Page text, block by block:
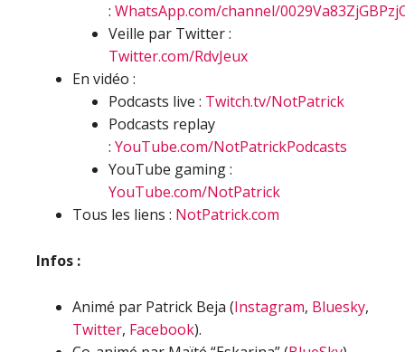
: WhatsApp.com/channel/
Veille par Twitter :
Twitter.com/RdvJeux
En vidéo :
Podcasts live : Twitch.tv/NotPatrick
Podcasts replay
: YouTube.com/NotPatrickPodcasts
YouTube gaming :
YouTube.com/NotPatrick
Tous les liens : NotPatrick.com
Infos :
Animé par Patrick Beja (Instagram, Bluesky,
Twitter, Facebook).